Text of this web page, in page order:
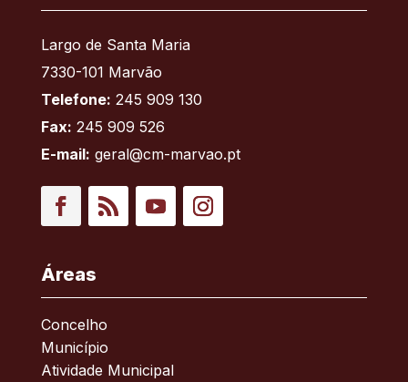
Largo de Santa Maria
7330-101 Marvão
Telefone: 245 909 130
Fax: 245 909 526
E-mail: geral@cm-marvao.pt
Áreas
Concelho
Município
Atividade Municipal